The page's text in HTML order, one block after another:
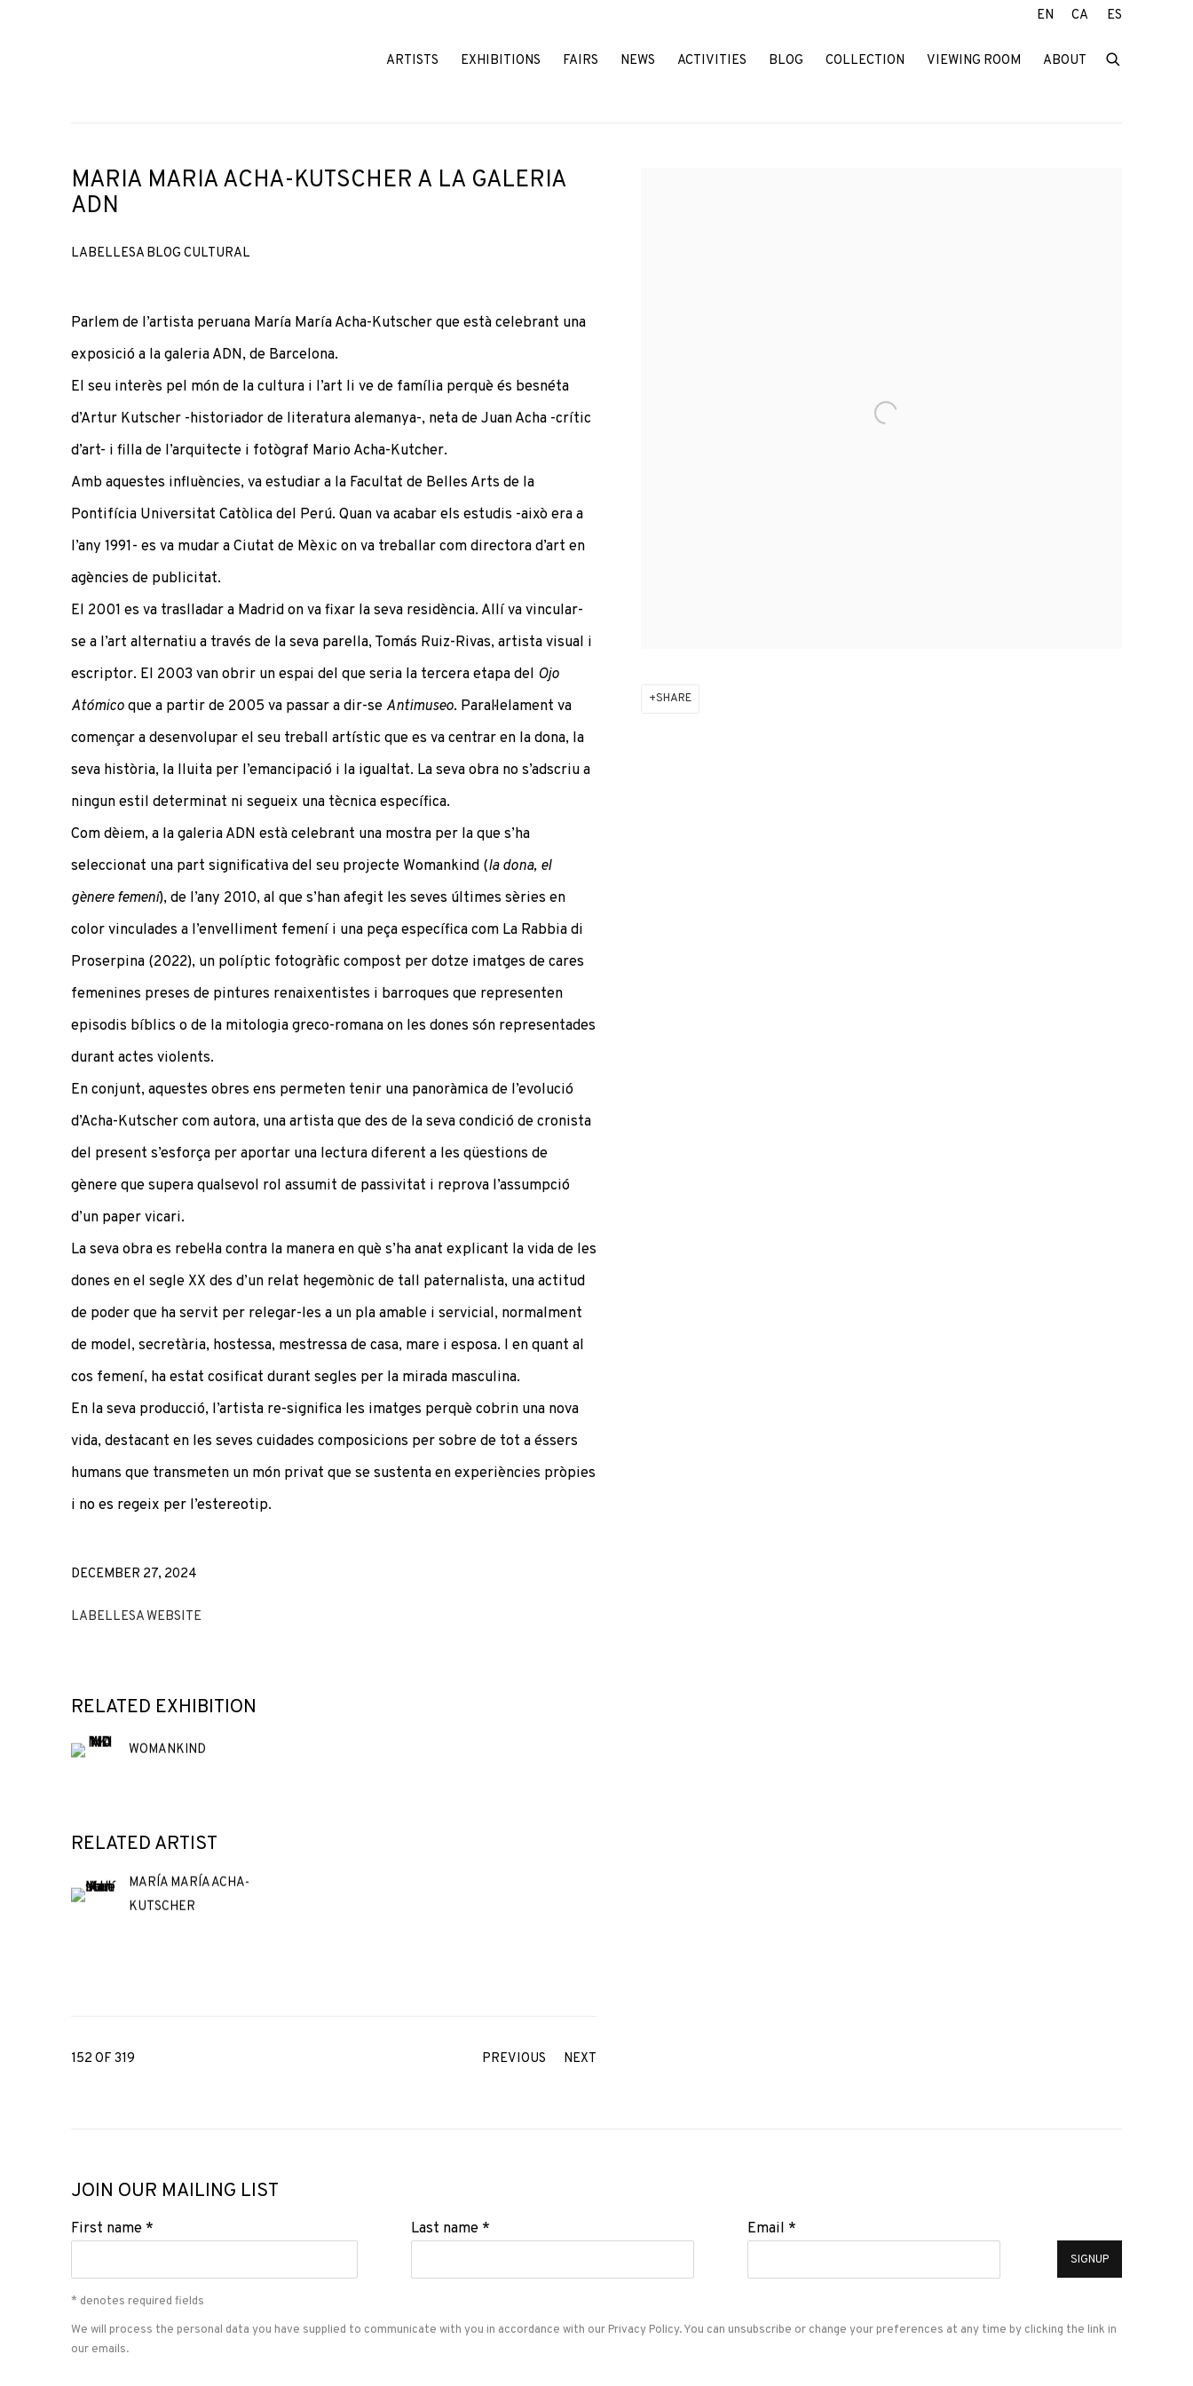
ARTISTS EXHIBITIONS FAIRS NEWS ACTIVITIES BLOG COLLECTION VIEWING ROOM ABOUT
EN CA ES
MARIA MARIA ACHA-KUTSCHER A LA GALERIA
ADN
LABELLESA BLOG CULTURAL
SHARE
Parlem de l’artista peruana María María Acha-Kutscherque està celebrant una
exposició a la galeria ADN, de Barcelona.
El seu interès pel món de la cultura i l’art li ve de família perquè és besnéta
d’Artur Kutscher -historiador de literatura alemanya-, neta de Juan Acha -crític
d’art- i filla de l’arquitecte i fotògraf Mario Acha-Kutcher.
Amb aquestes influències, va estudiar a la Facultat de Belles Arts de la
Pontifícia Universitat Catòlica del Perú. Quan va acabar els estudis -això era a
l’any 1991- es va mudar a Ciutat de Mèxic on va treballar com directora d’art en
agències de publicitat.
El 2001 es va traslladar a Madrid on va fixar la seva residència. Allí va vincular-
se a l’art alternatiu a través de la seva parella, Tomás Ruiz-Rivas, artista visual i
escriptor. El 2003 van obrir un espai del que seria la tercera etapa del Ojo
Atómicoque a partir de 2005 va passar a dir-se Antimuseo. Paral·lelament va
començar a desenvolupar el seu treball artístic que es va centrar en la dona, la
seva història, la lluita per l’emancipació i la igualtat. La seva obra no s’adscriu a
ningun estil determinat ni segueix una tècnica específica.
Com dèiem, a la galeria ADN està celebrant una mostra per la que s’ha
seleccionat una part significativa del seu projecte Womankind (la dona, el
gènere femení), de l’any 2010, al que s’han afegit les seves últimes sèries en
color vinculades a l’envelliment femení i una peça específica com La Rabbia di
Proserpina (2022), un políptic fotogràfic compost per dotze imatges de cares
femenines preses de pintures renaixentistes i barroques que representen
episodis bíblics o de la mitologia greco-romana on les dones són representades
durant actes violents.
En conjunt, aquestes obres ens permeten tenir una panoràmica de l’evolució
d’Acha-Kutschercom autora, una artista que des de la seva condició de cronista
del present s’esforça per aportar una lectura diferent a les qüestions de
gènere que supera qualsevol rol assumit de passivitat i reprova l’assumpció
d’un paper vicari.
La seva obra es rebel·la contra la manera en què s’ha anat explicant la vida de les
dones en el segle XX des d’un relat hegemònic de tall paternalista, una actitud
de poder que ha servit per relegar-les a un pla amable i servicial, normalment
de model, secretària, hostessa, mestressa de casa, mare i esposa. I en quant al
cos femení, ha estat cosificat durant segles per la mirada masculina.
En la seva producció, l’artista re-significa les imatges perquè cobrin una nova
vida, destacant en les seves cuidades composicions per sobre de tot a éssers
humans que transmeten un món privat que se sustenta en experiències pròpies
i no es regeix per l’estereotip.
DECEMBER 27, 2024
LABELLESA WEBSITE
RELATED EXHIBITION
WOMANKIND
RELATED ARTIST
MARÍA MARÍA ACHA-
KUTSCHER
PREVIOUS NEXT
152 OF 319
JOIN OUR MAILING LIST
First name * Last name * Email *
SIGNUP
* denotes required fields
We will process the personal data you have supplied to communicate with you in accordance with our Privacy Policy. You can unsubscribe or change your preferences at any time by clicking the link in
our emails.